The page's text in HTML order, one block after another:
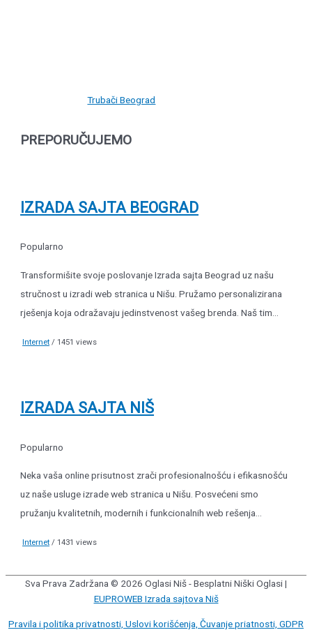
Trubači Beograd
PREPORUČUJEMO
IZRADA SAJTA BEOGRAD
Popularno
Transformišite svoje poslovanje Izrada sajta Beograd uz našu
stručnost u izradi web stranica u Nišu. Pružamo personalizirana
rješenja koja odražavaju jedinstvenost vašeg brenda. Naš tim...
Internet / 1451 views
IZRADA SAJTA NIŠ
Popularno
Neka vaša online prisutnost zrači profesionalnošću i efikasnošću
uz naše usluge izrade web stranica u Nišu. Posvećeni smo
pružanju kvalitetnih, modernih i funkcionalnih web rešenja...
Internet / 1431 views
Sva Prava Zadržana © 2026 Oglasi Niš - Besplatni Niški Oglasi|
EUPROWEB Izrada sajtova Niš
Pravila i politika privatnosti, Uslovi korišćenja, Čuvanje priatnosti, GDPR